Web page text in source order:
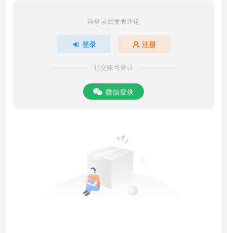
请登录后发表评论
登录 注册
社交账号登录
微信登录